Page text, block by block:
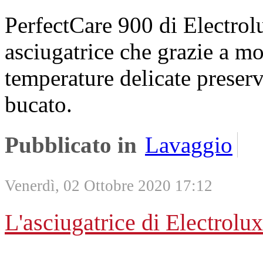
PerfectCare 900 di
asciugatrice che grazie a
temperature delicate
bucato.
Pubblicato in Lavaggio
Venerdì, 02 Ottobre 2020 17:12
L'asciugatrice di